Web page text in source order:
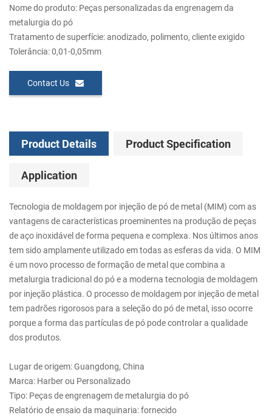
Nome do produto: Peças personalizadas da engrenagem da
metalurgia do pó
Tratamento de superfície: anodizado, polimento, cliente exigido
Tolerância: 0,01-0,05mm
Contact Us
Product Details Product Specification
Application
Tecnologia de moldagem por injeção de pó de metal (MIM) com as
vantagens de características proeminentes na produção de peças
de aço inoxidável de forma pequena e complexa. Nos últimos anos
tem sido amplamente utilizado em todas as esferas da vida. O MIM
é um novo processo de formação de metal que combina a
metalurgia tradicional do pó e a moderna tecnologia de moldagem
por injeção plástica. O processo de moldagem por injeção de metal
tem padrões rigorosos para a seleção do pó de metal, isso ocorre
porque a forma das partículas de pó pode controlar a qualidade
dos produtos.
Lugar de origem: Guangdong, China
Marca: Harber ou Personalizado
Tipo: Peças de engrenagem de metalurgia do pó
Relatório de ensaio da maquinaria: fornecido